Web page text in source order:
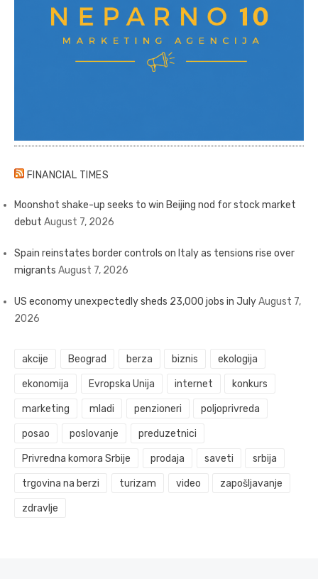
FINANCIAL TIMES
Moonshot shake-up seeks to win Beijing nod for stock market
debut August 7, 2026
Spain reinstates border controls on Italy as tensions rise over
migrants August 7, 2026
US economy unexpectedly sheds 23,000 jobs in JulyAugust 7,
2026
akcije Beograd berza biznis ekologija
ekonomija Evropska Unija internet konkurs
marketing mladi penzioneri poljoprivreda
posao poslovanje preduzetnici
Privredna komora Srbije prodaja saveti srbija
trgovina na berzi turizam video zapošljavanje
zdravlje